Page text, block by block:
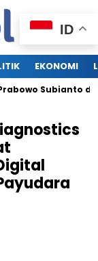
EKONOMI
Subianto dan
ID